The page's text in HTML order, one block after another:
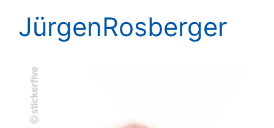
JürgenRosberger